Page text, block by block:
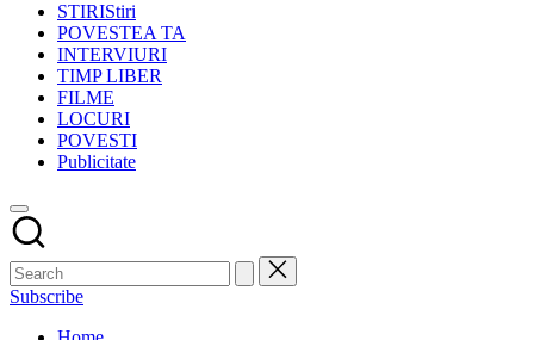
STIRIStiri
POVESTEA TA
INTERVIURI
TIMP LIBER
FILME
LOCURI
POVESTI
Publicitate
Subscribe